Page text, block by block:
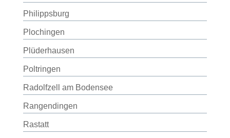
Philippsburg
Plochingen
Plüderhausen
Poltringen
Radolfzell am Bodensee
Rangendingen
Rastatt